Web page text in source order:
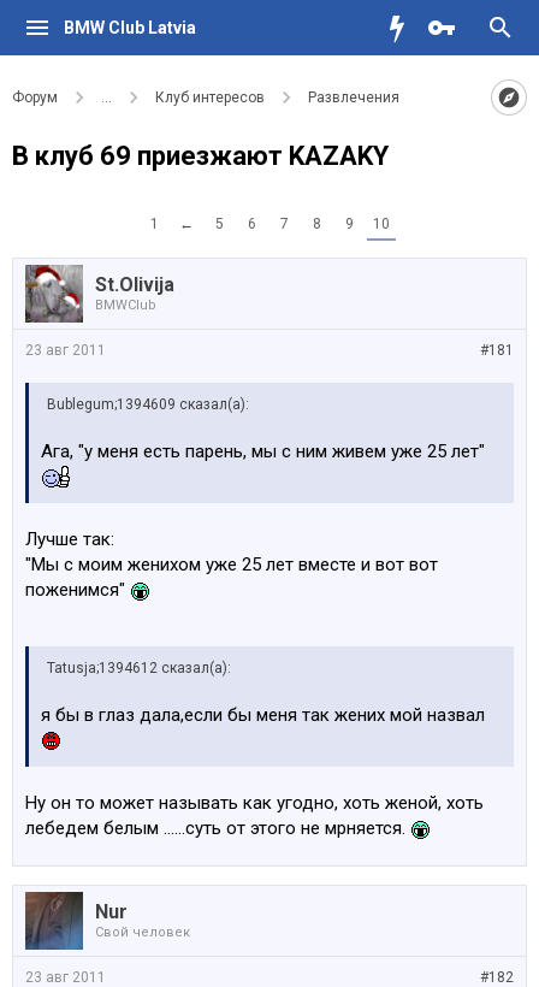
BMW Club Latvia
Форум ... Клуб интересов Развлечения
В клуб 69 приезжают KAZAKY
1 ← 5 6 7 8 9 10
St.Olivija
BMWClub
#181
23 авг 2011
Bublegum;1394609 сказал(а):
Ага, "у меня есть парень, мы с ним живем уже 25 лет"
Лучше так:
"Мы с моим женихом уже 25 лет вместе и вот вот
поженимся"
Tatusja;1394612 сказал(а):
я бы в глаз дала,если бы меня так жених мой назвал
Ну он то может называть как угодно, хоть женой, хоть
лебедем белым ......суть от этого не мрняется.
Nur
Свой человек
#182
23 авг 2011